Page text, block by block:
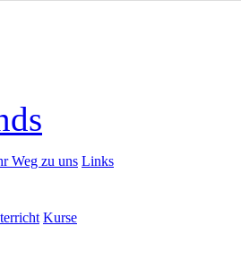
Weg zu uns Links
Kurse